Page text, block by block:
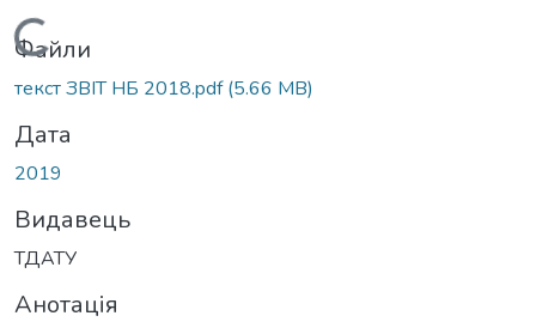
Вантажиться...
Файли
текст ЗВІТ НБ 2018.pdf(5.66 MB)
Дата
2019
Видавець
ТДАТУ
Анотація